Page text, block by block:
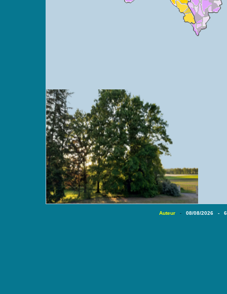
Auteur - 08/08/2026 -